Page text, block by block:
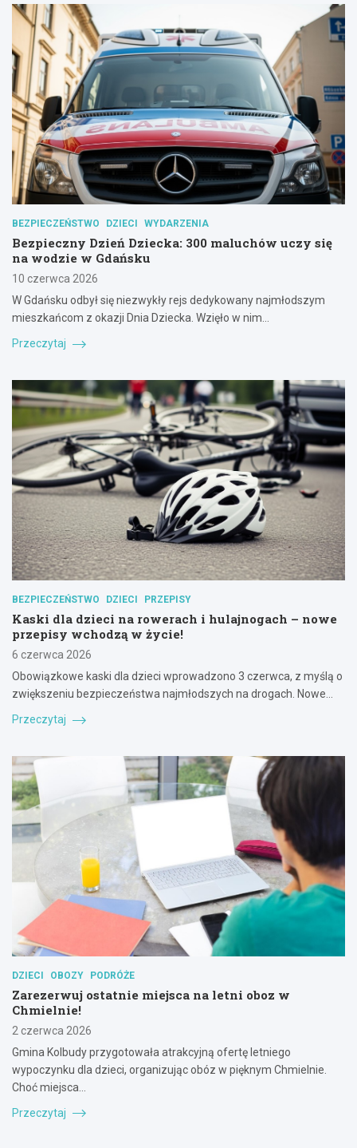
BEZPIECZEŃSTWO DZIECI WYDARZENIA
Bezpieczny Dzień Dziecka: 300 maluchów uczy się
na wodzie w Gdańsku
10 czerwca 2026
W Gdańsku odbył się niezwykły rejs dedykowany najmłodszym
mieszkańcom z okazji Dnia Dziecka. Wzięło w nim…
Przeczytaj
BEZPIECZEŃSTWO DZIECI PRZEPISY
Kaski dla dzieci na rowerach i hulajnogach – nowe
przepisy wchodzą w życie!
6 czerwca 2026
Obowiązkowe kaski dla dzieci wprowadzono 3 czerwca, z myślą o
zwiększeniu bezpieczeństwa najmłodszych na drogach. Nowe…
Przeczytaj
DZIECI OBOZY PODRÓŻE
Zarezerwuj ostatnie miejsca na letni oboz w
Chmielnie!
2 czerwca 2026
Gmina Kolbudy przygotowała atrakcyjną ofertę letniego
wypoczynku dla dzieci, organizując obóz w pięknym Chmielnie.
Choć miejsca…
Przeczytaj